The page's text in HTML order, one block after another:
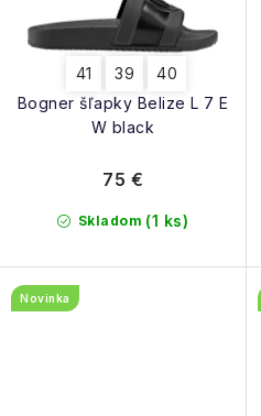
Bogner šľapky Belize L 7 E
W black
41 39 40
Skladom (1 ks)
75 €
Novinka